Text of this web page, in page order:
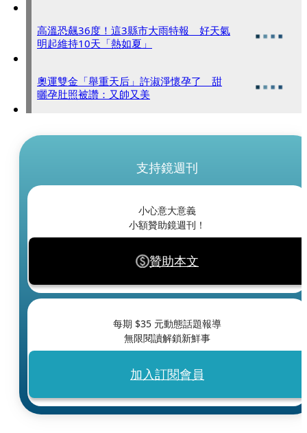
高溫恐飆36度！這3縣市大雨特報 好天氣
明起維持10天「熱如夏」
奧運雙金「舉重天后」許淑淨懷孕了 甜
曬孕肚照被讚：又帥又美
支持鏡週刊
小心意大意義
小額贊助鏡週刊！
贊助本文
每期 $35 元動態話題報導
無限閱讀解鎖新鮮事
加入訂閱會員